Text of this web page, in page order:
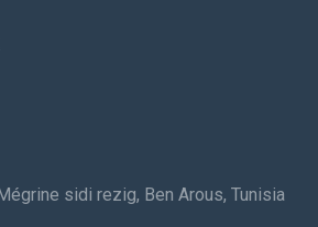
sidi rezig, Ben Arous, Tunisia